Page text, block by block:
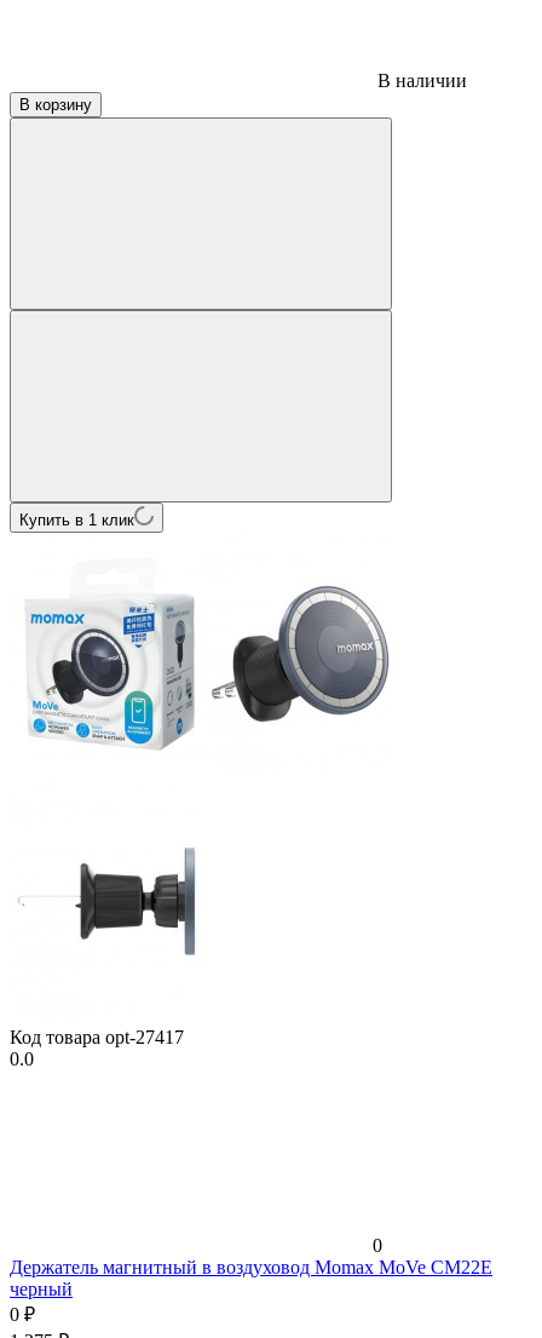
В наличии
В корзину
Купить в 1 клик
Код товара opt-27417
0.0
0
Держатель магнитный в воздуховод Momax MoVe CM22E
черный
0 ₽